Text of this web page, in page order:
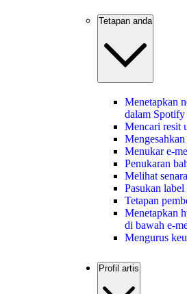
Tetapan anda
Menetapkan
dalam
Mencari resit
Menukar e-
Penukaran
Melihat
Pasukan
Tetapan
Menetapkan
di bawah e-
Mengurus
Profil artis